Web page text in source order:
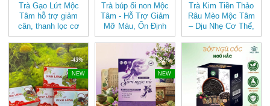
Trà Gạo Lứt Mộc
Tâm hỗ trợ giảm
cân, thanh lọc cơ
thể mát gan
Trà búp ổi non Mộc
Tâm - Hỗ Trợ Giảm
Mỡ Máu, Ổn Định
Đường Huyết, Mát
Gan, Tốt Cho Tim
Mạch- Hệ Tiêu Hóa
Trà Kim Tiền Thảo
Râu Mèo Mộc Tâm
– Dịu Nhẹ Cơ Thể,
Thanh Mát Mỗi Ngày
-43%
NEW
-32%
NEW
-38%